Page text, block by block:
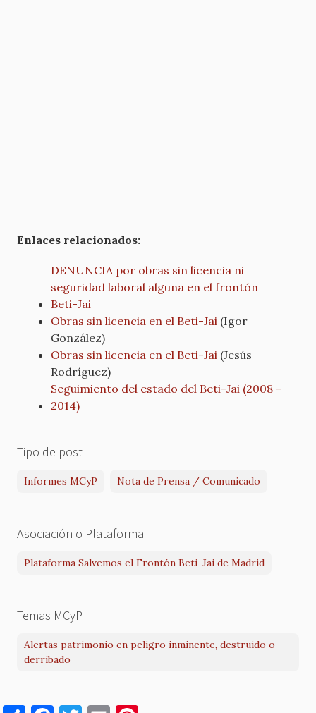
Enlaces relacionados:
DENUNCIA por obras sin licencia ni
seguridad laboral alguna en el frontón
Beti-Jai
Obras sin licencia en el Beti-Jai (Igor
González)
Obras sin licencia en el Beti-Jai (Jesús
Rodríguez)
Seguimiento del estado del Beti-Jai (2008 -
2014)
Tipo de post
Informes MCyP Nota de Prensa / Comunicado
Asociación o Plataforma
Plataforma Salvemos el Frontón Beti-Jai de Madrid
Temas MCyP
Alertas patrimonio en peligro inminente, destruido o
derribado